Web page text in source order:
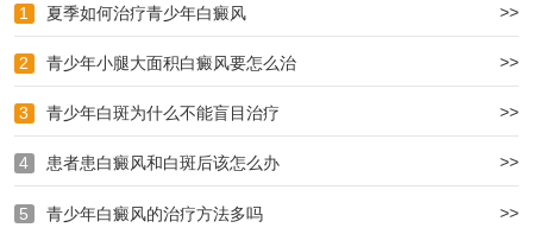
1 夏季如何治疗青少年白癜风 >>
2 青少年小腿大面积白癜风要怎么治 >>
3 青少年白斑为什么不能盲目治疗 >>
4 患者患白癜风和白斑后该怎么办 >>
5 青少年白癜风的治疗方法多吗 >>